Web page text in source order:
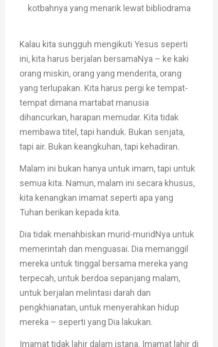
kotbahnya yang menarik lewat bibliodrama
Kalau kita sungguh mengikuti Yesus seperti
ini, kita harus berjalan bersamaNya – ke kaki
orang miskin, orang yang menderita, orang
yang terlupakan. Kita harus pergi ke tempat-
tempat dimana martabat manusia
dihancurkan, harapan memudar. Kita tidak
membawa titel, tapi handuk. Bukan senjata,
tapi air. Bukan keangkuhan, tapi kehadiran.
Malam ini bukan hanya untuk imam, tapi untuk
semua kita. Namun, malam ini secara khusus,
kita kenangkan imamat seperti apa yang
Tuhan berikan kepada kita.
Dia tidak menahbiskan murid-muridNya untuk
memerintah dan menguasai. Dia memanggil
mereka untuk tinggal bersama mereka yang
terpecah, untuk berdoa sepanjang malam,
untuk berjalan melintasi darah dan
pengkhianatan, untuk menyerahkan hidup
mereka – seperti yang Dia lakukan.
Imamat tidak lahir dalam istana. Imamat lahir di